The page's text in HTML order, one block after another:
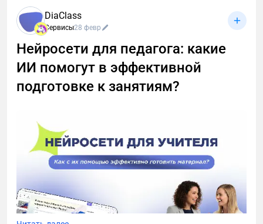
Здесь: скрытые фишки, лайфхаки для
бесплатников и инструкции «как быстро найти
кнопку записи и не облажаться с сохранением
созвона». Поехали разбираться, как записывать
звонки без стресса и превращать их в текст за пару
DiaClass
Сервисы28 февр
Нейросети для педагога: какие
ИИ помогут в эффективной
подготовке к занятиям?